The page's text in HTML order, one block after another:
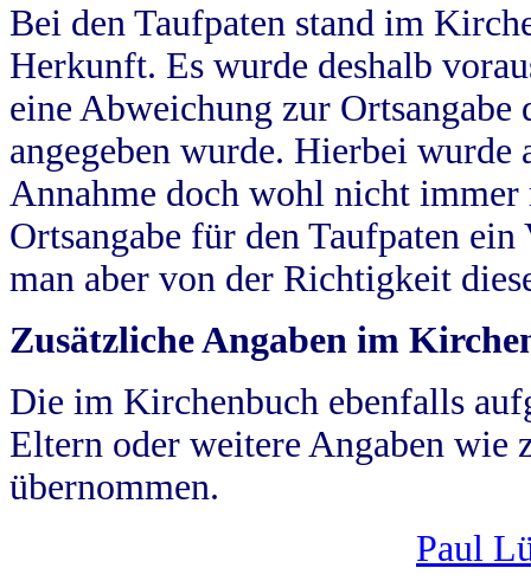
Bei den Taufpaten stand im
Herkunft. Es wurde deshalb
eine Abweichung zur
angegeben wurde. Hierbei wurde
Annahme doch wohl nicht
Ortsangabe für den Taufpaten
man aber von der Richtigkeit
Zusätzliche Angaben im
Die im Kirchenbuch ebenfalls
Eltern oder weitere Angaben wie
übernommen.
Paul